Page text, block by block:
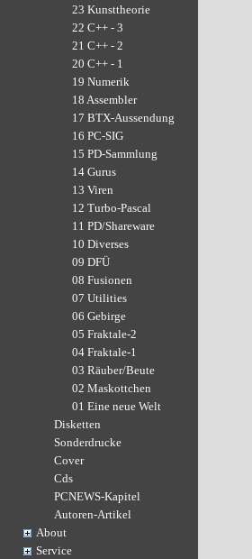
23 Kunsttheorie
22 C++ - 3
21 C++ - 2
20 C++ - 1
19 Numerik
18 Assembler
17 BTX-Aussendung
16 PC-SIG
15 PD-Sammlung
14 Gurus
13 Viren
12 Turbo-Pascal
11 PD/Shareware
10 Diverses
09 DFÜ
08 Fusionen
07 Utilities
06 Gebirge
05 Fraktale-2
04 Fraktale-1
03 Räuber/Beute
02 Maskottchen
01 Eine neue Welt
Disketten
Sonderdrucke
Cover
Cds
PCNEWS-Kapitel
Autoren-Artikel
About
Service